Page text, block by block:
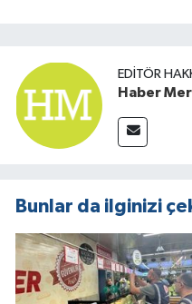
EDITÖR
Haber
Bunlar da ilginizi